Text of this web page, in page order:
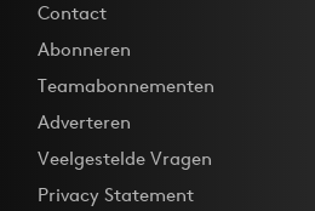
Contact
Abonneren
Teamabonnementen
Adverteren
Veelgestelde Vragen
Privacy Statement